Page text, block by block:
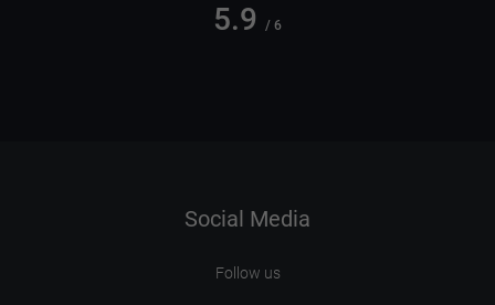
5.9 / 6
Social Media
Follow us